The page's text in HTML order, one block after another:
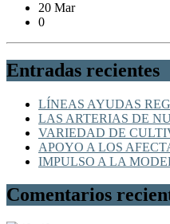
20 Mar
0
Entradas recientes
LÍNEAS AYUDAS
LAS ARTERIAS DE
VARIEDAD DE
APOYO A LOS
IMPULSO A LA
Comentarios